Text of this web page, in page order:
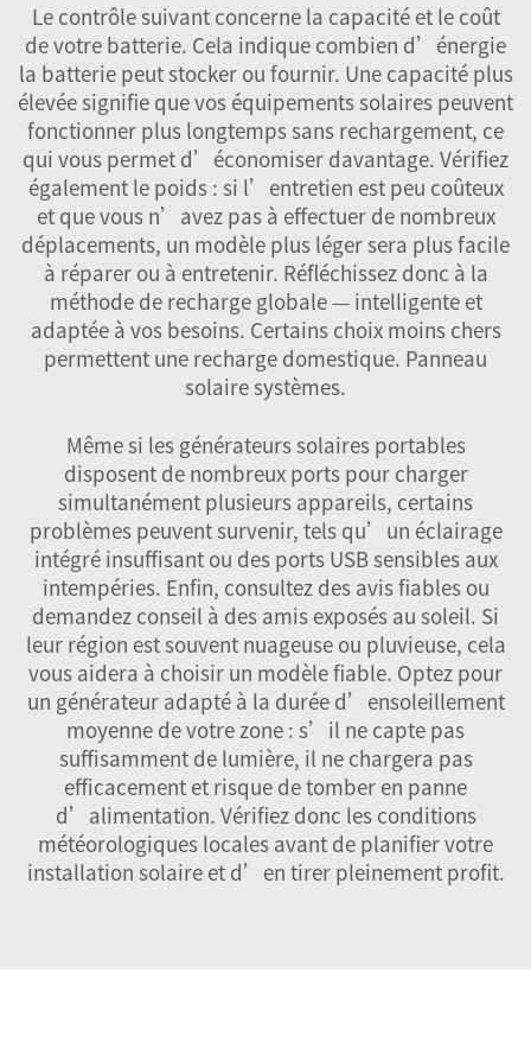
Le contrôle suivant concerne la capacité et le coût
de votre batterie. Cela indique combien d’énergie
la batterie peut stocker ou fournir. Une capacité plus
élevée signifie que vos équipements solaires peuvent
fonctionner plus longtemps sans rechargement, ce
qui vous permet d’économiser davantage. Vérifiez
également le poids : si l’entretien est peu coûteux
et que vous n’avez pas à effectuer de nombreux
déplacements, un modèle plus léger sera plus facile
à réparer ou à entretenir. Réfléchissez donc à la
méthode de recharge globale — intelligente et
adaptée à vos besoins. Certains choix moins chers
permettent une recharge domestique. Panneau
solairesystèmes.
Même si les générateurs solaires portables
disposent de nombreux ports pour charger
simultanément plusieurs appareils, certains
problèmes peuvent survenir, tels qu’un éclairage
intégré insuffisant ou des ports USB sensibles aux
intempéries. Enfin, consultez des avis fiables ou
demandez conseil à des amis exposés au soleil. Si
leur région est souvent nuageuse ou pluvieuse, cela
vous aidera à choisir un modèle fiable. Optez pour
un générateur adapté à la durée d’ensoleillement
moyenne de votre zone : s’il ne capte pas
suffisamment de lumière, il ne chargera pas
efficacement et risque de tomber en panne
d’alimentation. Vérifiez donc les conditions
météorologiques locales avant de planifier votre
installation solaire et d’en tirer pleinement profit.